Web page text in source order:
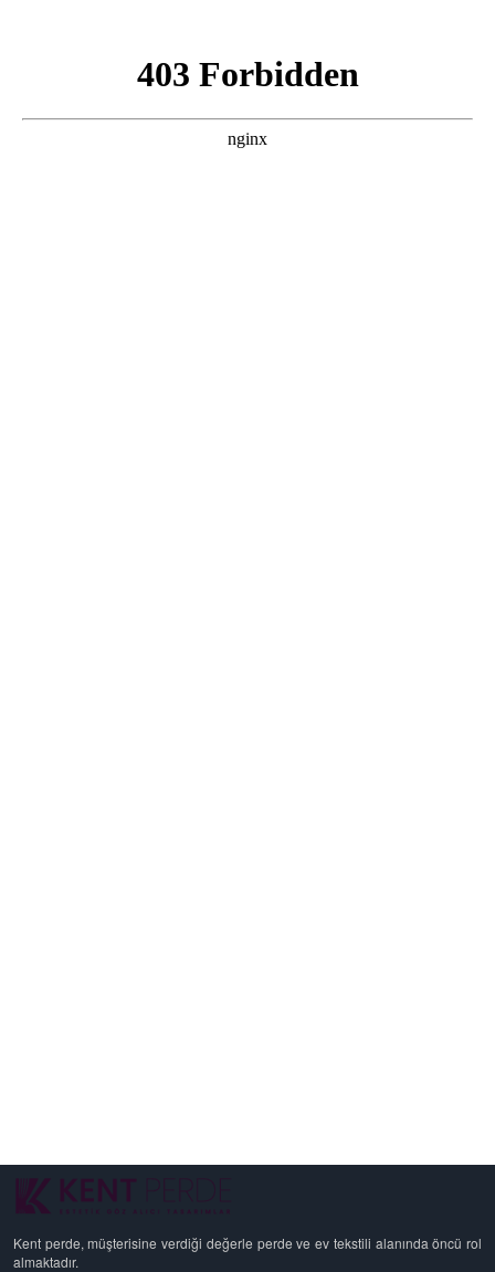
Kent perde, müşterisine verdiği değerle perde ve ev tekstili alanında öncü rol
almaktadır.